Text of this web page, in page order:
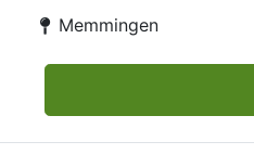
Memmingen